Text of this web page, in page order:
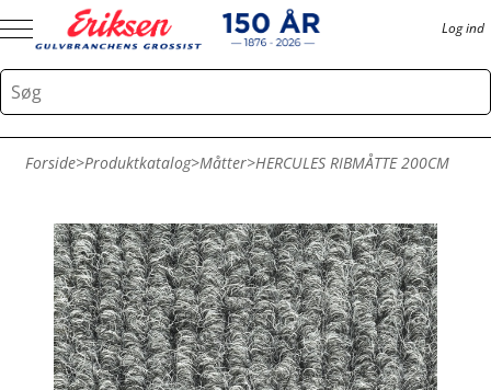
Log ind
Forside>Produktkatalog>Måtter>HERCULES RIBMÅTTE 200CM